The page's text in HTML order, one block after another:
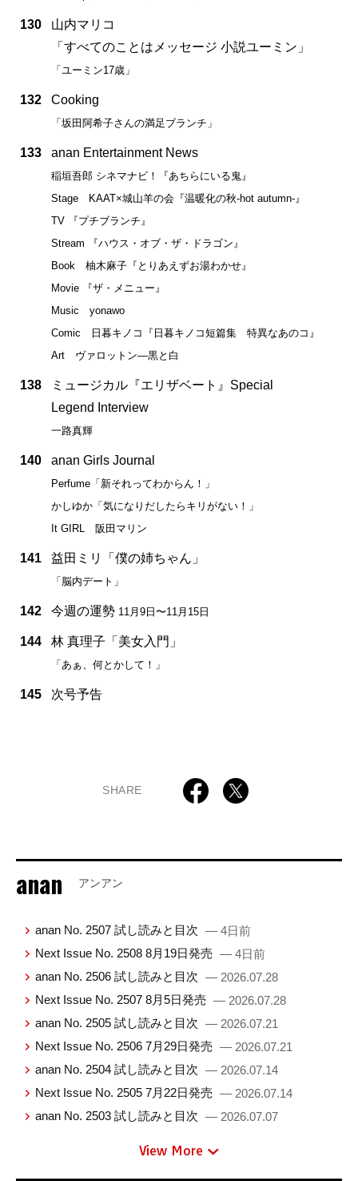
130
山内マリコ
「すべてのことはメッセージ 小説ユーミン」
「ユーミン17歳」
132 Cooking
「坂田阿希子さんの満足ブランチ」
133 anan Entertainment News
稲垣吾郎 シネマナビ！『あちらにいる鬼』
Stage KAAT×城山羊の会『温暖化の秋-hot autumn-』
TV 『プチブランチ』
Stream 『ハウス・オブ・ザ・ドラゴン』
Book 柚木麻子『とりあえずお湯わかせ』
Movie 『ザ・メニュー』
Music yonawo
Comic 日暮キノコ『日暮キノコ短篇集 特異なあのコ』
Art ヴァロットン―黒と白
138
ミュージカル『エリザベート』Special
Legend Interview
一路真輝
140 anan Girls Journal
Perfume「新それってわからん！」
かしゆか「気になりだしたらキリがない！」
It GIRL 阪田マリン
141 益田ミリ「僕の姉ちゃん」
「脳内デート」
142 今週の運勢 11月9日〜11月15日
144 林 真理子「美女入門」
「あぁ、何とかして！」
145 次号予告
SHARE
anan アンアン
anan No. 2507 試し読みと目次 — 4日前
Next Issue No. 2508 8月19日発売 — 4日前
anan No. 2506 試し読みと目次 — 2026.07.28
Next Issue No. 2507 8月5日発売 — 2026.07.28
anan No. 2505 試し読みと目次 — 2026.07.21
Next Issue No. 2506 7月29日発売 — 2026.07.21
anan No. 2504 試し読みと目次 — 2026.07.14
Next Issue No. 2505 7月22日発売 — 2026.07.14
anan No. 2503 試し読みと目次 — 2026.07.07
View More